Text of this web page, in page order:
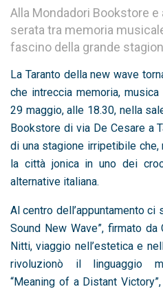
Alla Mondadori Bookstore
serata tra memoria
fascino della grande
La Taranto della new wave
che intreccia memoria,
29 maggio, alle 18.30, nella
Bookstore di via De Cesare a
di una stagione irripetibile che,
la città jonica in uno dei
alternative italiana.
Al centro dell’appuntamento ci
Sound New Wave”, firmato
Nitti, viaggio nell’estetica e
rivoluzionò il linguaggio
“Meaning of a Distant